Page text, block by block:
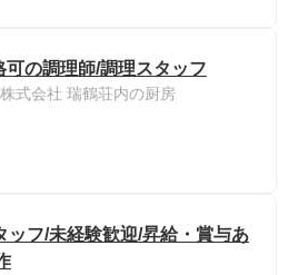
の調理師/調理スタッフ
式会社 瑞鶴荘内の厨房
ッフ/未経験歓迎/昇給・賞与あ